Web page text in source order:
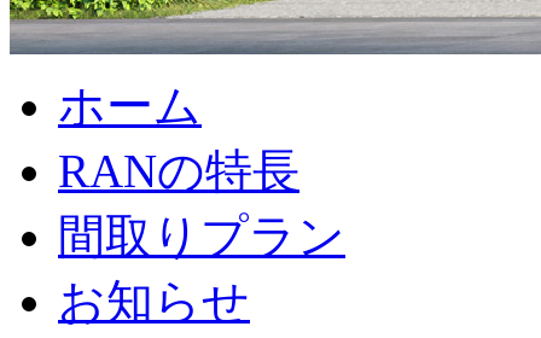
ホーム
RANの特長
間取りプラン
お知らせ